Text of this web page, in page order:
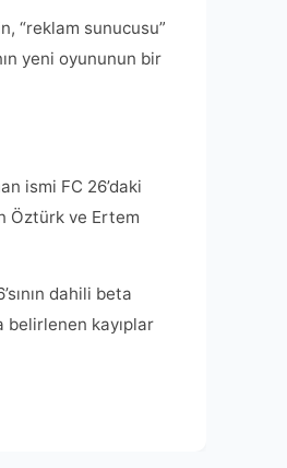
“reklam sunucusu”
yeni oyununun bir
ismi FC 26’daki
Öztürk ve Ertem
dahili beta
kayıplar